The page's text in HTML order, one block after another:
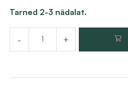
Tarned 2-3 nädalat.
-
Lamineeritud
töötasapind
90x46x2.5cm,
+